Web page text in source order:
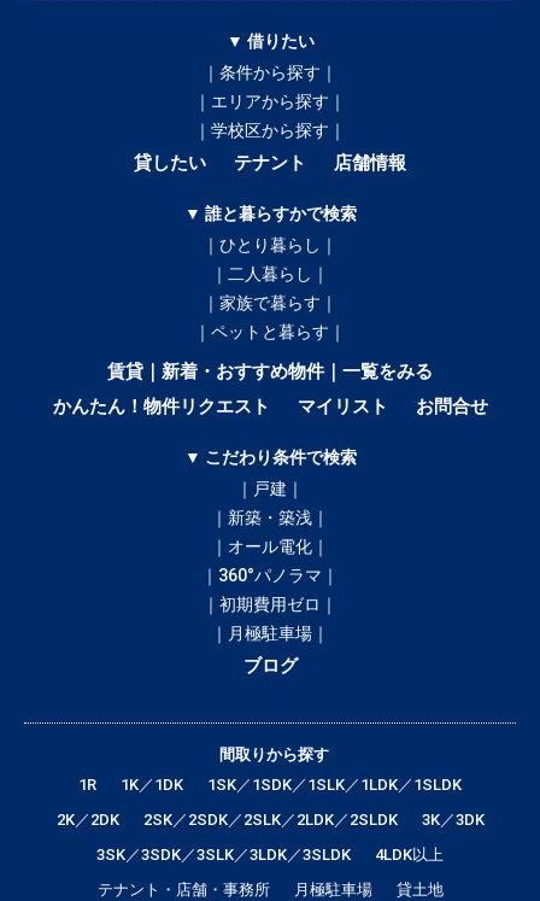
▼ 借りたい
｜条件から探す｜
｜エリアから探す｜
｜学校区から探す｜
貸したい テナント 店舗情報
▼ 誰と暮らすかで検索
｜ひとり暮らし｜
｜二人暮らし｜
｜家族で暮らす｜
｜ペットと暮らす｜
賃貸｜新着・おすすめ物件｜一覧をみる
かんたん！物件リクエスト
マイリスト お問合せ
▼ こだわり条件で検索
｜戸建｜
｜新築・築浅｜
｜オール電化｜
｜360°パノラマ｜
｜初期費用ゼロ｜
｜月極駐車場｜
ブログ
間取りから探す
1R
1K／1DK
1SK／1SDK／1SLK／1LDK／1SLDK
2K／2DK
2SK／2SDK／2SLK／2LDK／2SLDK
3K／3DK
3SK／3SDK／3SLK／3LDK／3SLDK
4LDK以上
テナント・店舗・事務所
月極駐車場 貸土地